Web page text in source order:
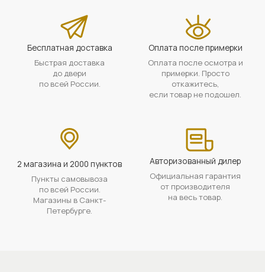
Бесплатная доставка
Быстрая доставка
до двери
по всей России.
Оплата после примерки
Оплата после осмотра и
примерки. Просто
откажитесь,
если товар не подошел.
2 магазина и 2000 пунктов
Пункты самовывоза
по всей России.
Магазины в Санкт-
Петербурге.
Авторизованный дилер
Официальная гарантия
от производителя
на весь товар.